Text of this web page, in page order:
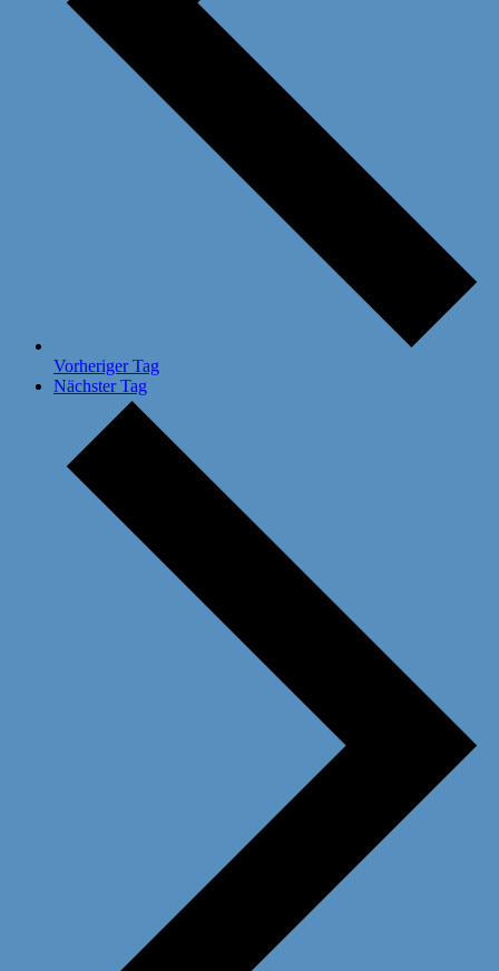
Vorheriger Tag
Nächster Tag